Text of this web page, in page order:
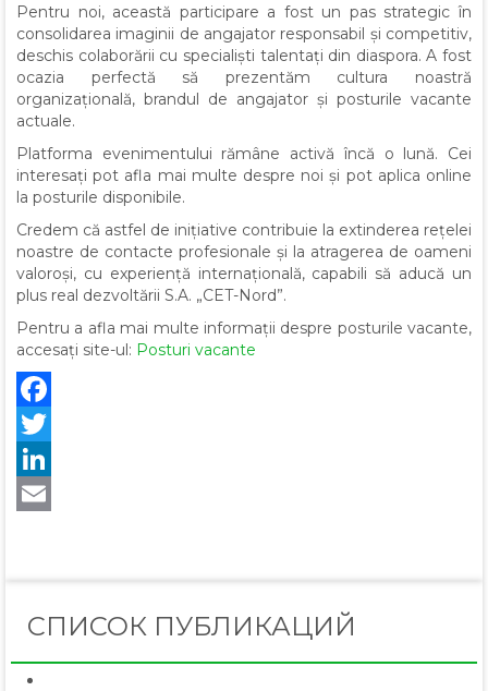
Pentru noi, această participare a fost un pas strategic în
consolidarea imaginii de angajator responsabil și competitiv,
deschis colaborării cu specialiști talentați din diaspora. A fost
ocazia perfectă să prezentăm cultura noastră
organizațională, brandul de angajator și posturile vacante
actuale.
Platforma evenimentului rămâne activă încă o lună. Cei
interesați pot afla mai multe despre noi și pot aplica online
la posturile disponibile.
Credem că astfel de inițiative contribuie la extinderea rețelei
noastre de contacte profesionale și la atragerea de oameni
valoroși, cu experiență internațională, capabili să aducă un
plus real dezvoltării S.A. „CET-Nord”.
Pentru a afla mai multe informații despre posturile vacante,
accesați site-ul: Posturi vacante
СПИСОК ПУБЛИКАЦИЙ